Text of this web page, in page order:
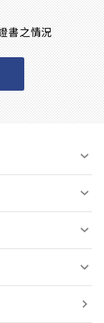
書之情況